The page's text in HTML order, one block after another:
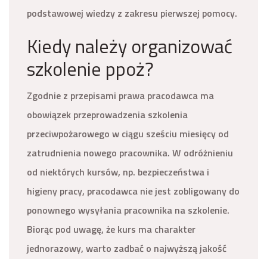
podstawowej wiedzy z zakresu pierwszej pomocy.
Kiedy należy organizować
szkolenie ppoż?
Zgodnie z przepisami prawa pracodawca ma
obowiązek przeprowadzenia szkolenia
przeciwpożarowego w ciągu sześciu miesięcy od
zatrudnienia nowego pracownika. W odróżnieniu
od niektórych kursów, np. bezpieczeństwa i
higieny pracy, pracodawca nie jest zobligowany do
ponownego wysyłania pracownika na szkolenie.
Biorąc pod uwagę, że kurs ma charakter
jednorazowy, warto zadbać o najwyższą jakość